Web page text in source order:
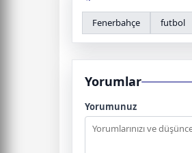
Fenerbahçe futbol
Yorumlar
Yorumunuz